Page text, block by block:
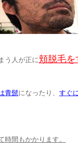
う人が正に頬脱毛を
青髭になったり、 すぐ
間もかかります。